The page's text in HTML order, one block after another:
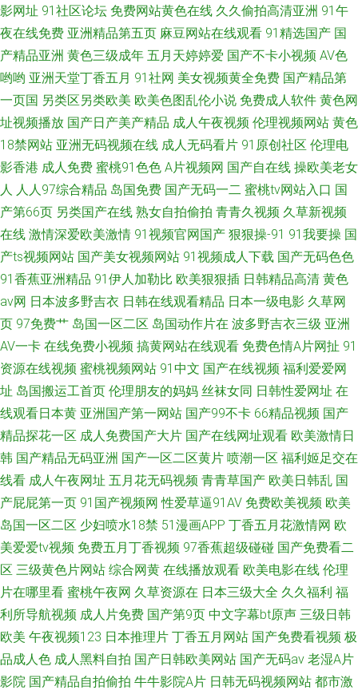
影网址 91社区论坛 免费网站黄色在线 久久偷拍高清亚洲 91午
夜在线免费 亚洲精品第五页 麻豆网站在线观看 91精选国产 国
产精品亚洲 黄色三级成年 五月天婷婷爱 国产不卡小视频 AV色
哟哟 亚洲天堂丁香五月 91社网 美女视频黄全免费 国产精品第
一页国 另类区另类欧美 欧美色图乱伦小说 免费成人软件 黄色网
址视频播放 国产日产美产精品 成人午夜视频 伦理视频网站 黄色
18禁网站 亚洲无码视频在线 成人无码看片 91原创社区 伦理电
影香港 成人免费 蜜桃91色色 A片视频网 国产自在线 操欧美老女
人 人人97综合精品 岛国免费 国产无码一二 蜜桃tv网站入口 国
产第66页 另类国产在线 熟女自拍偷拍 青青久视频 久草新视频
在线 激情深爱欧美激情 91视频官网国产 狠狠操-91 91我要操 国
产ts视频网站 国产美女视频网站 91视频成人下载 国产无码色色
91香蕉亚洲精品 91伊人加勒比 欧美狠狠插 日韩精品高清 黄色
av网 日本波多野吉衣 日韩在线观看精品 日本一级电影 久草网
页 97免费艹 岛国一区二区 岛国动作片在 波多野吉衣三级 亚洲
AV一卡 在线免费小视频 搞黄网站在线观看 免费色情A片网扯 91
资源在线视频 蜜桃视频网站 91中文 国产在线视频 福利爱爱网
址 岛国搬运工首页 伦理朋友的妈妈 丝袜女同 日韩性爱网址 在
线观看日本黄 亚洲国产第一网站 国产99不卡 66精品视频 国产
精品探花一区 成人免费国产大片 国产在线网址观看 欧美激情日
韩 国产精品无码亚洲 国产一区二区黄片 喷潮一区 福利姬足交在
线看 成人午夜网址 五月花无码视频 青青草国产 欧美日韩乱 国
产屁屁第一页 91国产视频网 性爱草逼91AV 免费欧美视频 欧美
岛国一区二区 少妇喷水18禁 51漫画APP 丁香五月花激情网 欧
美爱爱tv视频 免费五月丁香视频 97香蕉超级碰碰 国产免费看二
区 三级黄色片网站 综合网黄 在线播放观看 欧美电影在线 伦理
片在哪里看 蜜桃午夜网 久草资源在 日本三级大全 久久福利 福
利所导航视频 成人片免费 国产第9页 中文字幕bt原声 三级日韩
欧美 午夜视频123 日本推理片 丁香五月网站 国产免费看视频 极
品成人色 成人黑料自拍 国产日韩欧美网站 国产无码av 老湿A片
影院 国产精品自拍偷拍 牛牛影院A片 日韩无码视频网站 都市激